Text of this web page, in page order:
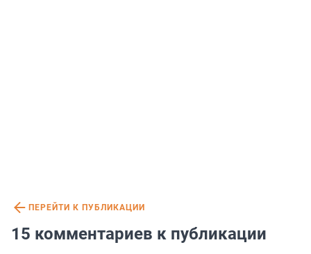
ПЕРЕЙТИ К ПУБЛИКАЦИИ
15 комментариев к публикации